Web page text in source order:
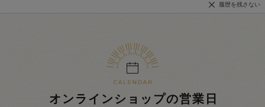
履歴を残さない
オンラインショップの営業日